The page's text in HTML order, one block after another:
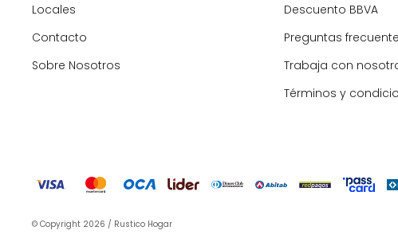
Locales
Contacto
Sobre Nosotros
Descuento BBVA
Preguntas
Trabaja con
Términos y
© Copyright 2026 / Rustico Hogar